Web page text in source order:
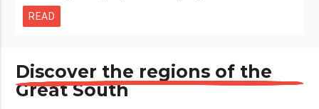
READ
Discover the regions of the
Great South